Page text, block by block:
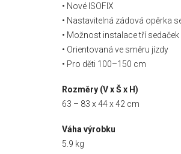
• Nové ISOFIX
• Nastavitelná zádová opěrka
• Možnost instalace tří sedaček
• Orientovaná ve směru jízdy
• Pro děti 100–150 cm
Rozměry (V x Š x H)
63 – 83 x 44 x 42 cm
Váha výrobku
5.9 kg